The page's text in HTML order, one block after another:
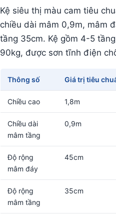
Kệ siêu thị màu cam tiêu
chiều dài mâm 0,9m, mâm
tầng 35cm. Kệ gồm 4-5
90kg, được sơn tĩnh điện
Thông số Giá trị tiêu
Chiều cao 1,8m
Chiều dài
mâm tầng
0,9m
Độ rộng
mâm đáy
45cm
Độ rộng
mâm tầng
35cm